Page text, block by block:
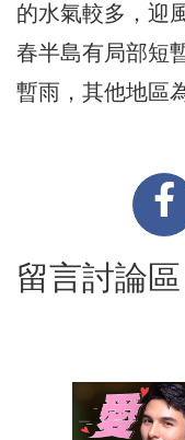
的水氣較多，迎
春半島有局部短
暫雨，其他地區
留言討論區